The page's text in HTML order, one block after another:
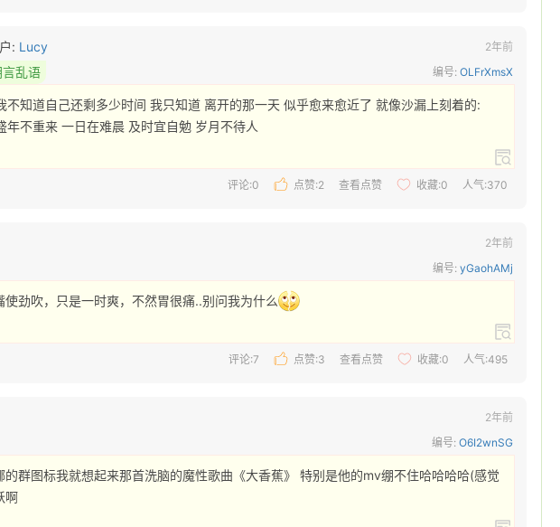
: Lucy 2年前
言乱语 编号:OLFrXmsX
不知道自己还剩多少时间 我只知道 离开的那一天 似乎愈来愈近了 就像沙漏上刻着的:
年不重来 一日在难晨 及时宜自勉 岁月不待人
评论:0 点赞:2 查看点赞 收藏:0 人气:370
2年前
编号:yGaohAMj
使劲吹，只是一时爽，不然胃很痛..别问我为什么
评论:7 点赞:3 查看点赞 收藏:0 人气:495
2年前
编号:O6I2wnSG
的群图标我就想起来那首洗脑的魔性歌曲《大香蕉》 特别是他的mv绷不住哈哈哈哈(感觉
啊